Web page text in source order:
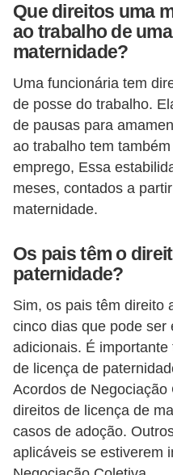
Que direitos uma
ao trabalho de
maternidade?
Uma funcionária tem
de posse do trabalho.
de pausas para
ao trabalho tem
emprego, Essa
meses, contados a
maternidade.
Os pais têm o
paternidade?
Sim, os pais têm direito
cinco dias que pode ser
adicionais. É
de licença de
Acordos de
direitos de licença de
casos de adoção.
aplicáveis ​​se estiverem
r
s
s
H
u
m
a
n
s
e
l
ó
g
i
o